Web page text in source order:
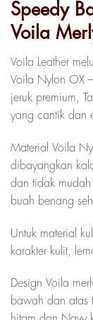
Speedy
Voila
Voila Leather
Voila Nylon OX
jeruk premium,
yang cantik dan
Material Voila
dibayangkan
dan tidak
buah benang
Untuk material
karakter kulit,
Design Voila
bawah dan atas